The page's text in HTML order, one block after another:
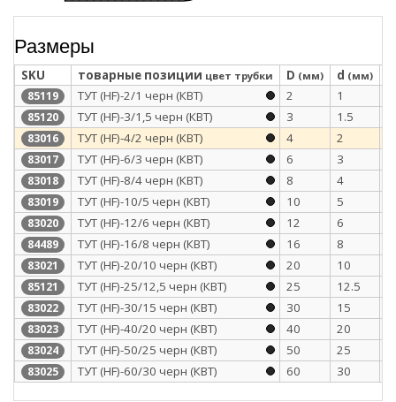
Размеры
SKU товарные позиции цвет трубки D (мм) d (мм)
85119 ТУТ (HF)-2/1 черн (КВТ) 2 1
85120 ТУТ (HF)-3/1,5 черн (КВТ) 3 1.5
83016 ТУТ (HF)-4/2 черн (КВТ) 4 2
83017 ТУТ (HF)-6/3 черн (КВТ) 6 3
83018 ТУТ (HF)-8/4 черн (КВТ) 8 4
83019 ТУТ (HF)-10/5 черн (КВТ) 10 5
83020 ТУТ (HF)-12/6 черн (КВТ) 12 6
84489 ТУТ (HF)-16/8 черн (КВТ) 16 8
83021 ТУТ (HF)-20/10 черн (КВТ) 20 10
85121 ТУТ (HF)-25/12,5 черн (КВТ) 25 12.5
83022 ТУТ (HF)-30/15 черн (КВТ) 30 15
83023 ТУТ (HF)-40/20 черн (КВТ) 40 20
83024 ТУТ (HF)-50/25 черн (КВТ) 50 25
83025 ТУТ (HF)-60/30 черн (КВТ) 60 30